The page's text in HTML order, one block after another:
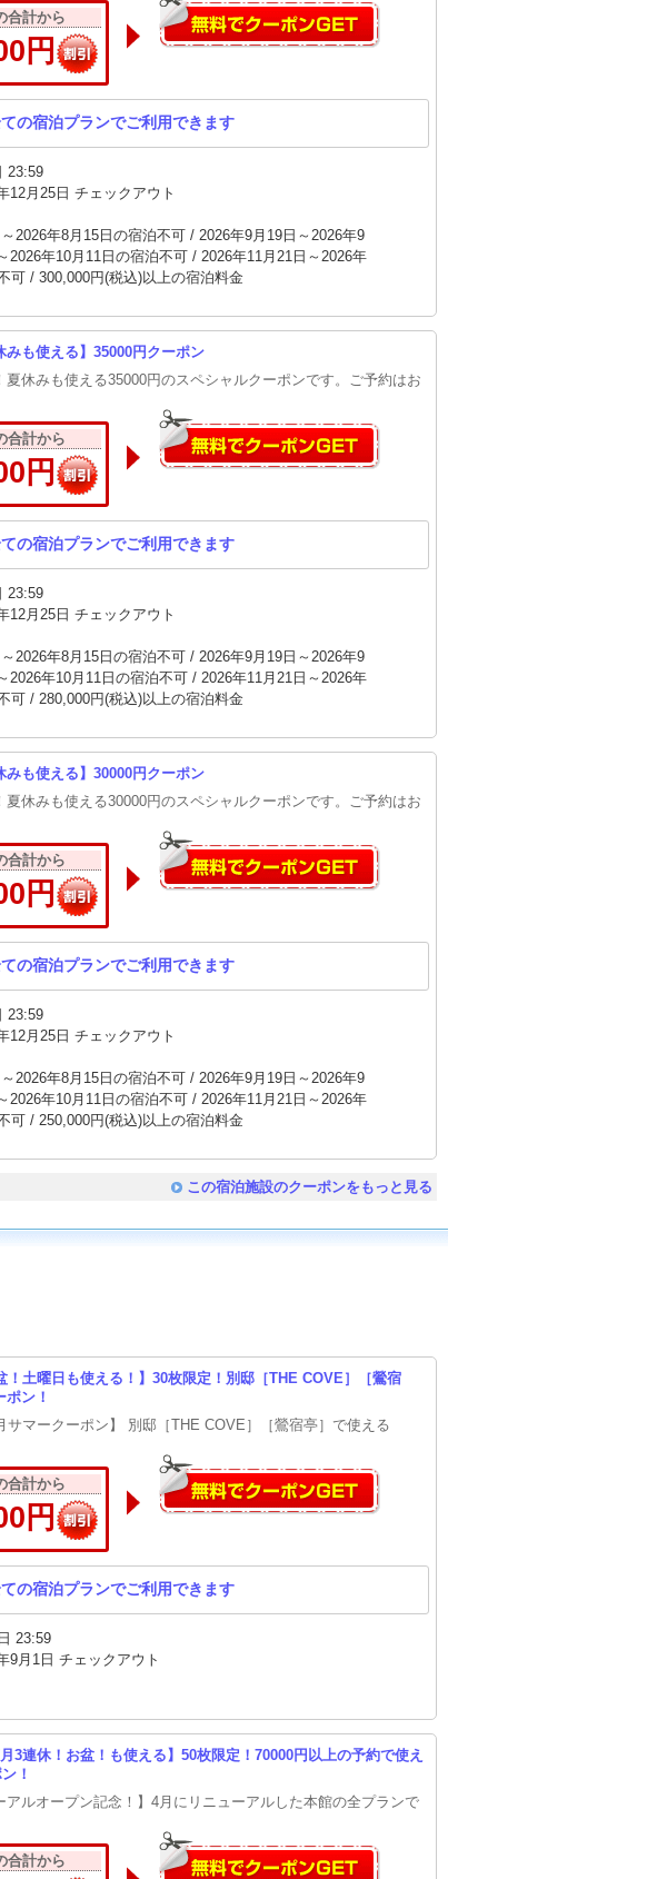
合計から
円
の宿泊プランでご利用できます
23:59
12月25日 チェックアウト
2026年8月15日の宿泊不可 / 2026年9月19日～2026年9
2026年10月11日の宿泊不可 / 2026年11月21日～2026年
可 / 300,000円(税込)以上の宿泊料金
みも使える】35000円クーポン
夏休みも使える35000円のスペシャルクーポンです。ご予約はお
合計から
円
の宿泊プランでご利用できます
23:59
12月25日 チェックアウト
2026年8月15日の宿泊不可 / 2026年9月19日～2026年9
2026年10月11日の宿泊不可 / 2026年11月21日～2026年
可 / 280,000円(税込)以上の宿泊料金
みも使える】30000円クーポン
夏休みも使える30000円のスペシャルクーポンです。ご予約はお
合計から
円
の宿泊プランでご利用できます
23:59
12月25日 チェックアウト
2026年8月15日の宿泊不可 / 2026年9月19日～2026年9
2026年10月11日の宿泊不可 / 2026年11月21日～2026年
可 / 250,000円(税込)以上の宿泊料金
この宿泊施設のクーポンをもっと見る
！土曜日も使える！】30枚限定！別邸［THE COVE］［鶯宿
ン！
サマークーポン】 別邸［THE COVE］［鶯宿亭］で使える
合計から
円
の宿泊プランでご利用できます
23:59
9月1日 チェックアウト
月3連休！お盆！も使える】50枚限定！70000円以上の予約で使え
！
アルオープン記念！】4月にリニューアルした本館の全プランで
合計から